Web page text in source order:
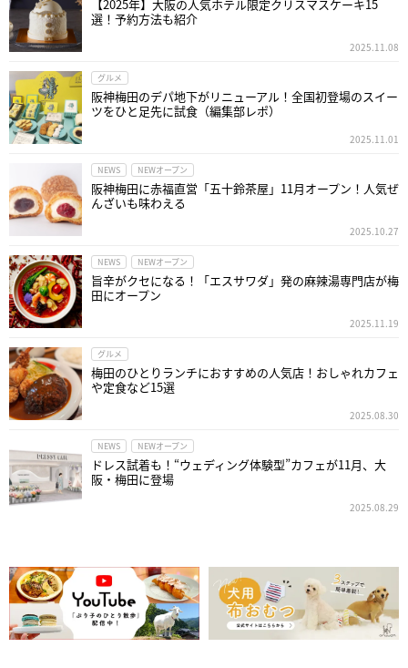
【2025年】大阪の人気ホテル限定クリスマスケーキ15
選！予約方法も紹介
2025.11.08
グルメ
阪神梅田のデパ地下がリニューアル！全国初登場のスイー
ツをひと足先に試食（編集部レポ）
2025.11.01
NEWS NEWオープン
阪神梅田に赤福直営「五十鈴茶屋」11月オープン！人気ぜ
んざいも味わえる
2025.10.27
NEWS NEWオープン
旨辛がクセになる！「エスサワダ」発の麻辣湯専門店が梅
田にオープン
2025.11.19
グルメ
梅田のひとりランチにおすすめの人気店！おしゃれカフェ
や定食など15選
2025.08.30
NEWS NEWオープン
ドレス試着も！“ウェディング体験型”カフェが11月、大
阪・梅田に登場
2025.08.29